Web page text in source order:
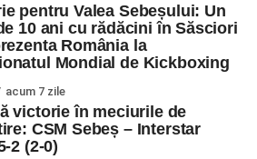
pentru Valea Sebeșului: Un
10 ani cu rădăcini în Săsciori
România la
Mondial de Kickboxing
acum 7 zile
victorie în meciurile de
CSM Sebeș – Interstar
2 (2-0)